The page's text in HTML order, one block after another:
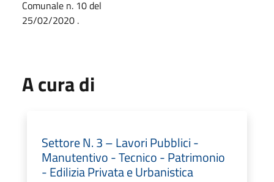
Comunale n. 10 del
25/02/2020 .
A cura di
Settore N. 3 – Lavori Pubblici -
Manutentivo - Tecnico - Patrimonio
- Edilizia Privata e Urbanistica